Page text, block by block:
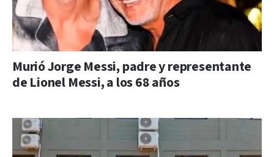
Murió Jorge Messi, padre y representante
de Lionel Messi, a los 68 años